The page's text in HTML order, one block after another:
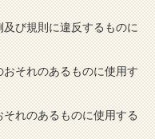
び規則に違反するものに
それのあるものに使用す
れのあるものに使用する